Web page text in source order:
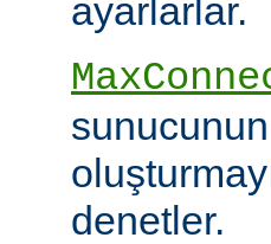
ayarlarlar.
denetler.